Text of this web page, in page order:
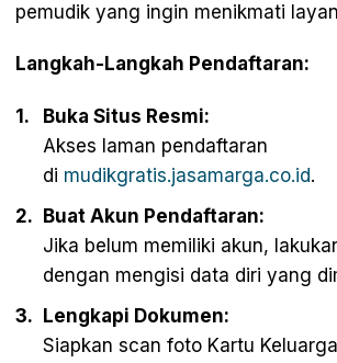
pemudik yang ingin menikmati
Langkah-Langkah Pendaftaran:
Buka Situs Resmi:
Akses laman pendaftaran
di mudikgratis.jasamarga.co.id.
Buat Akun Pendaftaran:
Jika belum memiliki akun,
dengan mengisi data diri yang
Lengkapi Dokumen:
Siapkan scan foto Kartu